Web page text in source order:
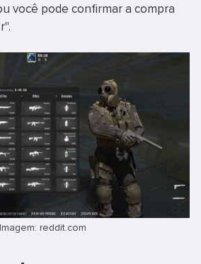
você pode confirmar a compra
Imagem: reddit.com